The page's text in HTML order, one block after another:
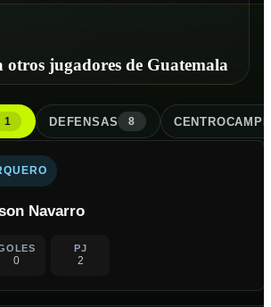
otros jugadores de Guatemala
1 DEFENSAS 8
Navarro
0
PJ
2